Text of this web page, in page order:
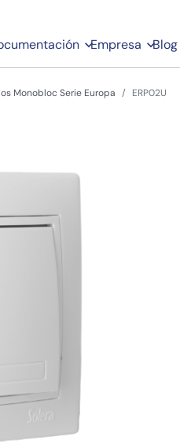
Empresa Blog
Monobloc Serie Europa ERP02U